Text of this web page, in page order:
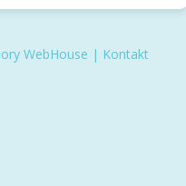
WebHouse | Kontakt